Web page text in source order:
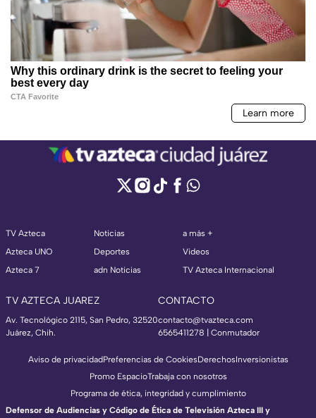
TV Azteca
Azteca UNO
Azteca 7
Noticias
Deportes
adn Noticias
a más +
Videos
TV Azteca Internacional
TV AZTECA JUAREZ
Av. Tecnológico 2115, San Pedro, 32520
Juárez, Chih.
CONTACTO
contacto@tvazteca.com
6565411278 | Conmutador
Aviso de privacidadPreferencias de CookiesDerechosInversionistas
Promo EspacioTrabaja con nosotros
Programa de ética, integridad y cumplimiento
Defensor de Audiencias y Código de Ética de Televisión Azteca III y